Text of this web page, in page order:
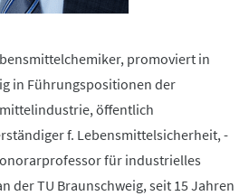
promoviert in
in Führungspositionen der
öffentlich
f. Lebensmittelsicherheit, -
für industrielles
der TU Braunschweig, seit 15 Jahren